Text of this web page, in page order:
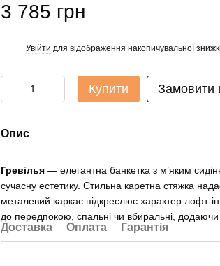
3 785 грн
Увійти для відображення накопичувальної
Купити Замовити
Опис
Гревілья — елегантна банкетка з м’яким
сучасну естетику. Стильна каретна стяжка
металевий каркас підкреслює характер лофт-
до передпокою, спальні чи вбиральні, додаючи
Доставка Оплата Гарантія